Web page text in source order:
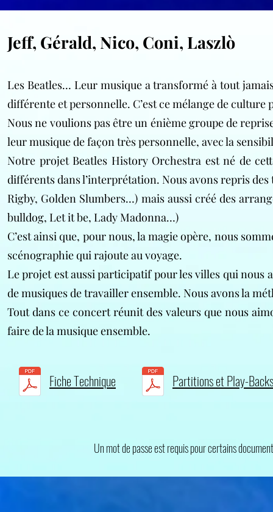
Jeff, Gérald, Nico, Coni, Laszlò
Les Beatles… Leur musique a transformé à tout
différente et personnelle. C’est ce mélange de culture
Nous ne voulions pas être un énième groupe de
leur musique de façon très personnelle, avec la
Notre projet Beatles History Orchestra est né de
différents dans l’interprétation. Nous avons repris
Rigby, Golden Slumbers…) mais aussi créé des
bulldog, Let it be, Lady Madonna…)
C’est ainsi que, pour nous, la magie opère, nous
scénographie qui rajoute au voyage.
Le projet est aussi participatif pour les villes qui nous
de musiques de travailler ensemble. Nous avons la
Tout dans ce concert réunit des valeurs que nous
faire de la musique ensemble.
Fiche Technique Partitions et Play-
Un mot de passe est requis pour certains